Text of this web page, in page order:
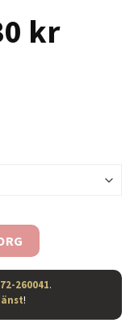
kr
krom mängd
260041.
!